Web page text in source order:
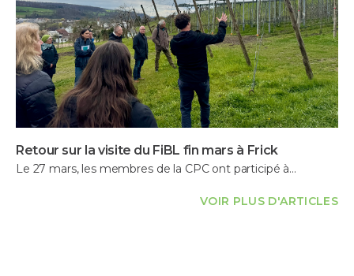
Retour sur la visite du FiBL fin mars à Frick
Le 27 mars, les membres de la CPC ont participé à…
VOIR PLUS D'ARTICLES